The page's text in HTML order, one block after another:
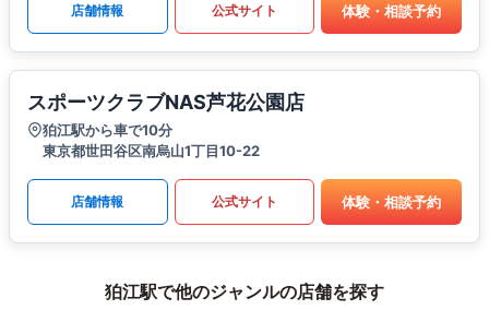
店舗情報 公式サイト 体験・相談予約
スポーツクラブNAS芦花公園店
狛江駅から車で10分
東京都世田谷区南烏山1丁目10-22
店舗情報 公式サイト 体験・相談予約
狛江駅で他のジャンルの店舗を探す